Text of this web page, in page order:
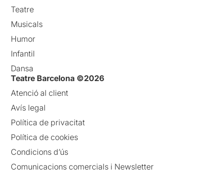
Teatre
Musicals
Humor
Infantil
Dansa
Teatre Barcelona ©2026
Atenció al client
Avís legal
Política de privacitat
Política de cookies
Condicions d’ús
Comunicacions comercials i Newsletter